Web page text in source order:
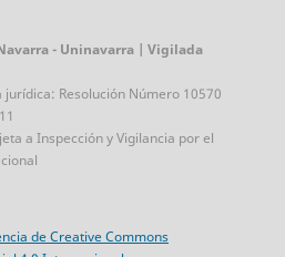
- Uninavarra | Vigilada
Resolución Número 10570
a Inspección y Vigilancia por el
de Creative Commons